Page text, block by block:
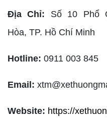
Địa Chỉ: Số 10 Phổ
Hòa, TP. Hồ Chí Minh
Hotline: 0911 003 845
Email:
Website: https://